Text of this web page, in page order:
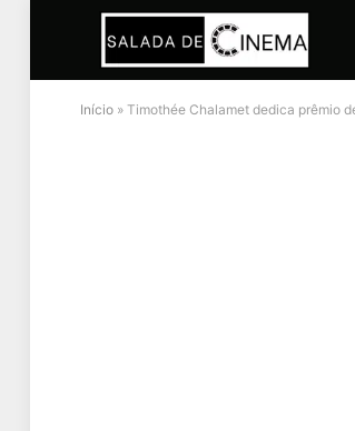
Início » Timothée Chalamet dedica prêmio